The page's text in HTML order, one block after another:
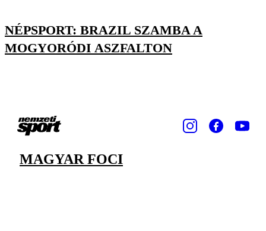
NÉPSPORT: BRAZIL SZAMBA A
MOGYORÓDI ASZFALTON
MAGYAR FOCI